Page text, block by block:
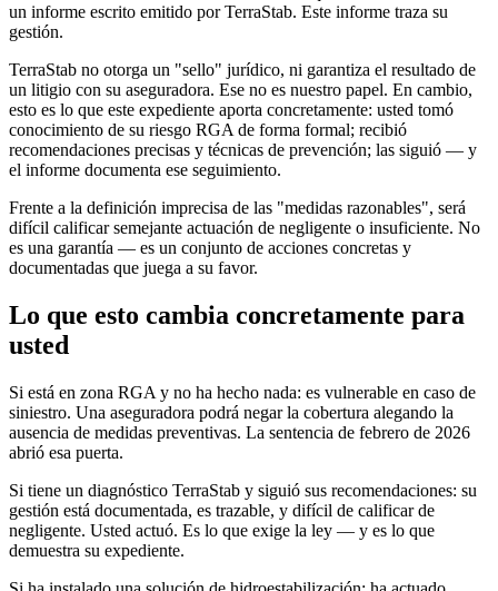
un informe escrito emitido por TerraStab. Este informe traza su
gestión.
TerraStab no otorga un "sello" jurídico, ni garantiza el resultado de
un litigio con su aseguradora. Ese no es nuestro papel. En cambio,
esto es lo que este expediente aporta concretamente: usted tomó
conocimiento de su riesgo RGA de forma formal; recibió
recomendaciones precisas y técnicas de prevención; las siguió — y
el informe documenta ese seguimiento.
Frente a la definición imprecisa de las "medidas razonables", será
difícil calificar semejante actuación de negligente o insuficiente. No
es una garantía — es un conjunto de acciones concretas y
documentadas que juega a su favor.
Lo que esto cambia concretamente para
usted
Si está en zona RGA y no ha hecho nada: es vulnerable en caso de
siniestro. Una aseguradora podrá negar la cobertura alegando la
ausencia de medidas preventivas. La sentencia de febrero de 2026
abrió esa puerta.
Si tiene un diagnóstico TerraStab y siguió sus recomendaciones: su
gestión está documentada, es trazable, y difícil de calificar de
negligente. Usted actuó. Es lo que exige la ley — y es lo que
demuestra su expediente.